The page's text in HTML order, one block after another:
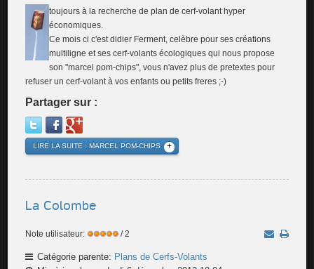
toujours à la recherche de plan de cerf-volant hyper
économiques.
Ce mois ci c'est didier Ferment, celèbre pour ses créations
multiligne et ses cerf-volants écologiques qui nous propose
son "marcel pom-chips", vous n'avez plus de pretextes pour
refuser un cerf-volant à vos enfants ou petits freres ;-)
Partager sur :
LIRE LA SUITE : MARCEL POM-CHIPS
La Colombe
Note utilisateur: / 2
Catégorie parente: Plans de Cerfs-Volants